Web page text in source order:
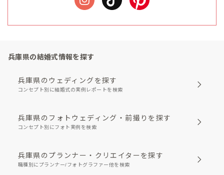
兵庫県の結婚式情報を探す
兵庫県のウェディングを探す
コンセプト別に結婚式の実例レポートを検索
兵庫県のフォトウェディング・前撮りを探す
コンセプト別にフォト実例を検索
兵庫県のプランナー・クリエイターを探す
職種別にプランナー/フォトグラファー他を検索